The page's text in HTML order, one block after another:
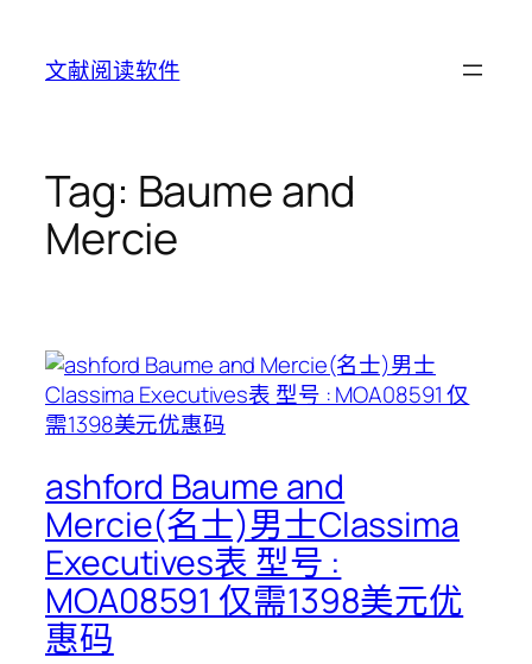
content
文献阅读软件
Tag: Baume and
Mercie
ashford Baume and
Mercie(名士)男士Classima
Executives表 型号 :
MOA08591 仅需1398美元优
惠码